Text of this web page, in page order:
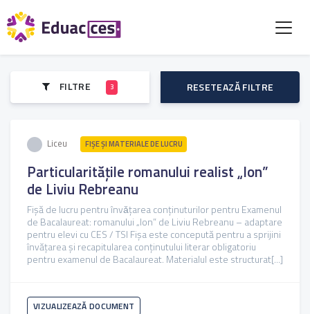
FILTRE 3 RESETEAZĂ FILTRE
Liceu FIŞE ŞI MATERIALE DE LUCRU
Particularitățile romanului realist „Ion”
de Liviu Rebreanu
Fișă de lucru pentru învǎțarea conținuturilor pentru Examenul
de Bacalaureat: romanului „Ion” de Liviu Rebreanu – adaptare
pentru elevi cu CES / TSI Fișa este concepută pentru a sprijini
învățarea și recapitularea conținutului literar obligatoriu
pentru examenul de Bacalaureat. Materialul este structurat[...]
VIZUALIZEAZĂ DOCUMENT